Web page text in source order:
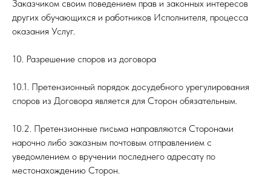
Заказчиком своим поведением прав и законных интересов
других обучающихся и работников Исполнителя, процесса
оказания Услуг.
10. Разрешение споров из договора
10.1. Претензионный порядок досудебного урегулирования
споров из Договора является для Сторон обязательным.
10.2. Претензионные письма направляются Сторонами
нарочно либо заказным почтовым отправлением с
уведомлением о вручении последнего адресату по
местонахождению Сторон.